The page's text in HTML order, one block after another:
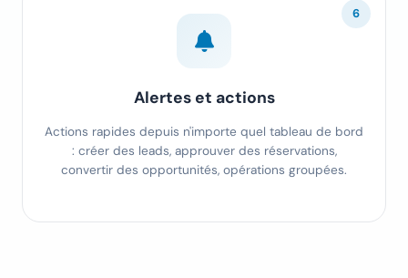
6
Alertes et actions
Actions rapides depuis n'importe quel tableau de bord
: créer des leads, approuver des réservations,
convertir des opportunités, opérations groupées.